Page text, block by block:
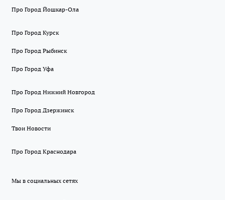
Про Город Йошкар-Ола
Про Город Курск
Про Город Рыбинск
Про Город Уфа
Про Город Нижний Новгород
Про Город Дзержинск
Твои Новости
Про Город Краснодара
Мы в социальных сетях